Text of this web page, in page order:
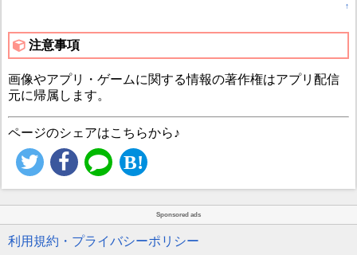
↑
注意事項
画像やアプリ・ゲームに関する情報の著作権はアプリ配信
元に帰属します。
ページのシェアはこちらから♪
Sponsored ads
利用規約・プライバシーポリシー